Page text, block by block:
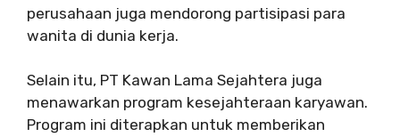
perusahaan juga mendorong partisipasi para
wanita di dunia kerja.
Selain itu, PT Kawan Lama Sejahtera juga
menawarkan program kesejahteraan karyawan.
Program ini diterapkan untuk memberikan